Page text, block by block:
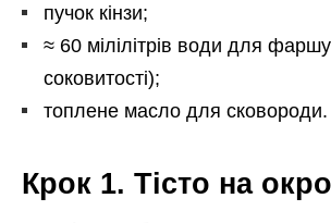
пучок кінзи;
≈ 60 мілілітрів води для
соковитості);
топлене масло для сковороди.
Крок 1. Тісто на